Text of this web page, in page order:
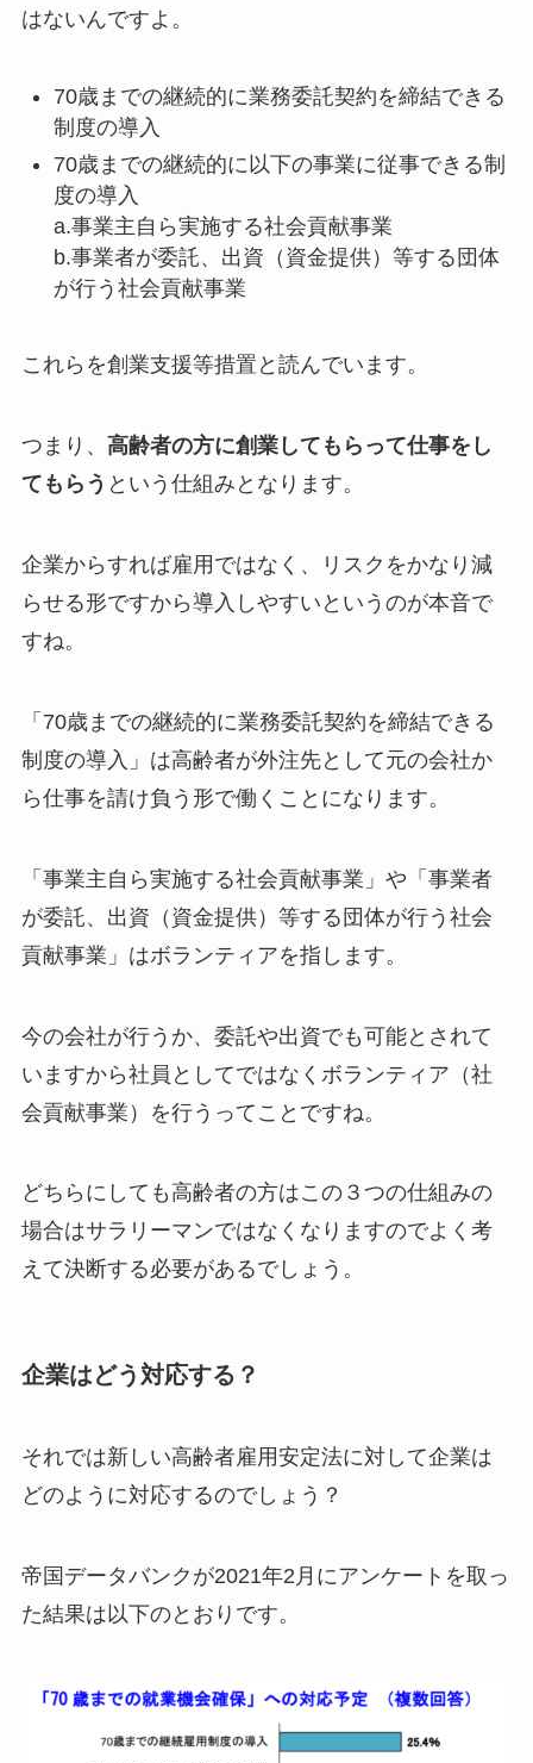
はないんですよ。
70歳までの継続的に業務委託契約を締結できる
制度の導入
70歳までの継続的に以下の事業に従事できる制
度の導入
a.事業主自ら実施する社会貢献事業
b.事業者が委託、出資（資金提供）等する団体
が行う社会貢献事業
これらを創業支援等措置と読んでいます。
つまり、 高齢者の方に創業してもらって仕事をし
てもらう という仕組みとなります。
企業からすれば雇用ではなく、リスクをかなり減
らせる形ですから導入しやすいというのが本音で
すね。
「70歳までの継続的に業務委託契約を締結できる
制度の導入」は高齢者が外注先として元の会社か
ら仕事を請け負う形で働くことになります。
「事業主自ら実施する社会貢献事業」や「事業者
が委託、出資（資金提供）等する団体が行う社会
貢献事業」はボランティアを指します。
今の会社が行うか、委託や出資でも可能とされて
いますから社員としてではなくボランティア（社
会貢献事業）を行うってことですね。
どちらにしても高齢者の方はこの３つの仕組みの
場合はサラリーマンではなくなりますのでよく考
えて決断する必要があるでしょう。
企業はどう対応する？
それでは新しい高齢者雇用安定法に対して企業は
どのように対応するのでしょう？
帝国データバンクが2021年2月にアンケートを取っ
た結果は以下のとおりです。